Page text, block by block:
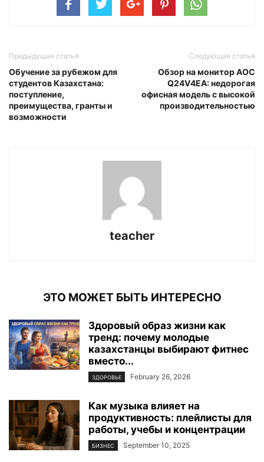
Предыдущая статья
Обучение за рубежом для
студентов Казахстана:
поступление,
преимущества, гранты и
возможности
Следующая статья
Обзор на монитор AOC
Q24V4EA: недорогая
офисная модель с высокой
производительностью
teacher
ЭТО МОЖЕТ БЫТЬ ИНТЕРЕСНО
Здоровый образ жизни как
тренд: почему молодые
казахстанцы выбирают фитнес
вместо...
ЗДОРОВЬЕ February 26, 2026
Как музыка влияет на
продуктивность: плейлисты для
работы, учебы и концентрации
БИЗНЕС September 10, 2025